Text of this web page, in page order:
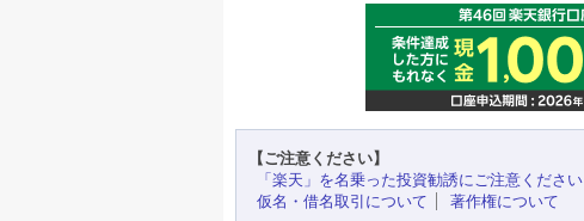
【ご注意ください】
「楽天」を名乗った投資勧誘にご注意ください
仮名・借名取引について
著作権について